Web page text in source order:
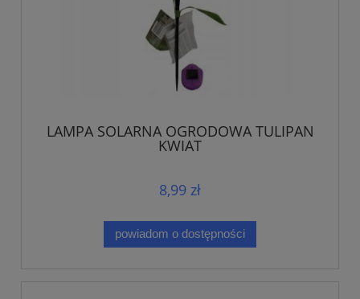
LAMPA SOLARNA OGRODOWA TULIPAN
KWIAT
8,99 zł
powiadom o dostępności